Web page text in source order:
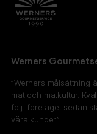
Werners
”Werners målsättning
mat och matkultur.
följt företaget sedan
våra kunder.”